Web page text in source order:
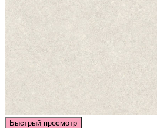
Быстрый просмотр